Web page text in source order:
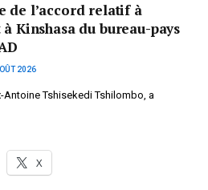
de l’accord relatif à
Kinshasa du bureau-pays
2026
Antoine Tshisekedi Tshilombo, a
X